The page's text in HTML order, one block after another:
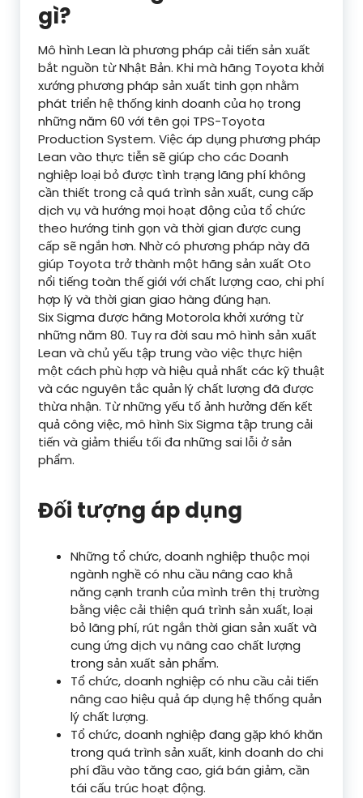
gì?
Mô hình Lean là phương pháp cải tiến sản xuất
bắt nguồn từ Nhật Bản. Khi mà hãng Toyota khởi
xướng phương pháp sản xuất tinh gọn nhằm
phát triển hệ thống kinh doanh của họ trong
những năm 60 với tên gọi TPS-Toyota
Production System. Việc áp dụng phương pháp
Lean vào thực tiễn sẽ giúp cho các Doanh
nghiệp loại bỏ được tình trạng lãng phí không
cần thiết trong cả quá trình sản xuất, cung cấp
dịch vụ và hướng mọi hoạt động của tổ chức
theo hướng tinh gọn và thời gian được cung
cấp sẽ ngắn hơn. Nhờ có phương pháp này đã
giúp Toyota trở thành một hãng sản xuất Oto
nổi tiếng toàn thế giới với chất lượng cao, chi phí
hợp lý và thời gian giao hàng đúng hạn.
Six Sigma được hãng Motorola khởi xướng từ
những năm 80. Tuy ra đời sau mô hình sản xuất
Lean và chủ yếu tập trung vào việc thực hiện
một cách phù hợp và hiệu quả nhất các kỹ thuật
và các nguyên tắc quản lý chất lượng đã được
thừa nhận. Từ những yếu tố ảnh hưởng đến kết
quả công việc, mô hình Six Sigma tập trung cải
tiến và giảm thiểu tối đa những sai lỗi ở sản
phẩm.
Đối tượng áp dụng
Những tổ chức, doanh nghiệp thuộc mọi
ngành nghề có nhu cầu nâng cao khẳ
năng cạnh tranh của mình trên thị trường
bằng việc cải thiện quá trình sản xuất, loại
bỏ lãng phí, rút ngắn thời gian sản xuất và
cung ứng dịch vụ nâng cao chất lượng
trong sản xuất sản phẩm.
Tổ chức, doanh nghiệp có nhu cầu cải tiến
nâng cao hiệu quả áp dụng hệ thống quản
lý chất lượng.
Tổ chức, doanh nghiệp đang gặp khó khăn
trong quá trình sản xuất, kinh doanh do chi
phí đầu vào tăng cao, giá bán giảm, cần
tái cấu trúc hoạt động.